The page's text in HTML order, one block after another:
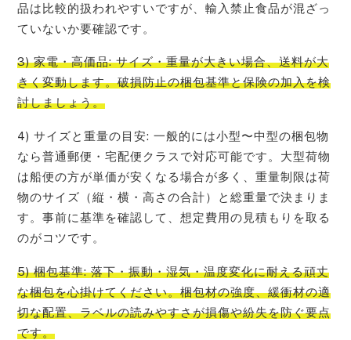
品は比較的扱われやすいですが、輸入禁止食品が混ざっ
ていないか要確認です。
3) 家電・高価品: サイズ・重量が大きい場合、送料が大
きく変動します。破損防止の梱包基準と保険の加入を検
討しましょう。
4) サイズと重量の目安: 一般的には小型〜中型の梱包物
なら普通郵便・宅配便クラスで対応可能です。大型荷物
は船便の方が単価が安くなる場合が多く、重量制限は荷
物のサイズ（縦・横・高さの合計）と総重量で決まりま
す。事前に基準を確認して、想定費用の見積もりを取る
のがコツです。
5) 梱包基準: 落下・振動・湿気・温度変化に耐える頑丈
な梱包を心掛けてください。梱包材の強度、緩衝材の適
切な配置、ラベルの読みやすさが損傷や紛失を防ぐ要点
です。